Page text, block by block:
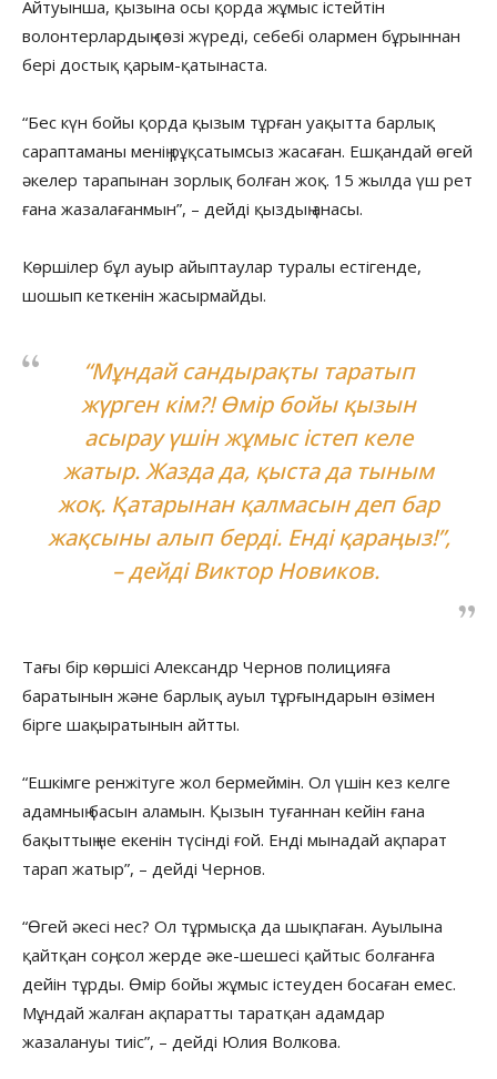
Айтуынша, қызына осы қорда жұмыс істейтін
волонтерлардың сөзі жүреді, себебі олармен бұрыннан
бері достық қарым-қатынаста.
“Бес күн бойы қорда қызым тұрған уақытта барлық
сараптаманы менің рұқсатымсыз жасаған. Ешқандай өгей
әкелер тарапынан зорлық болған жоқ. 15 жылда үш рет
ғана жазалағанмын”, – дейді қыздың анасы.
Көршілер бұл ауыр айыптаулар туралы естігенде,
шошып кеткенін жасырмайды.
“Мұндай сандырақты таратып
жүрген кім?! Өмір бойы қызын
асырау үшін жұмыс істеп келе
жатыр. Жазда да, қыста да тыным
жоқ. Қатарынан қалмасын деп бар
жақсыны алып берді. Енді қараңыз!”,
– дейді Виктор Новиков.
Тағы бір көршісі Александр Чернов полицияға
баратынын және барлық ауыл тұрғындарын өзімен
бірге шақыратынын айтты.
“Ешкімге ренжітуге жол бермеймін. Ол үшін кез келге
адамның басын аламын. Қызын туғаннан кейін ғана
бақыттың не екенін түсінді ғой. Енді мынадай ақпарат
тарап жатыр”, – дейді Чернов.
“Өгей әкесі нес? Ол тұрмысқа да шықпаған. Ауылына
қайтқан соң, сол жерде әке-шешесі қайтыс болғанға
дейін тұрды. Өмір бойы жұмыс істеуден босаған емес.
Мұндай жалған ақпаратты таратқан адамдар
жазалануы тиіс”, – дейді Юлия Волкова.